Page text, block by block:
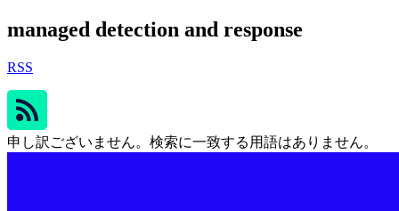
managed detection and response
RSS
申し訳ございません。検索に一致する用語はありません。